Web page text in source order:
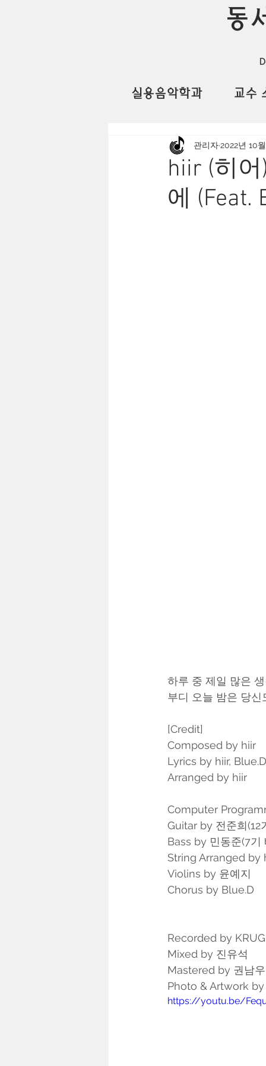
동
실용음악학과 교수
hiir (히
에 (Feat.
관리자2022년 10
하루 중 제일 많은
부디 오늘 밤은 당
[Credit]
Composed by hiir
Lyrics by hiir, Blue.D
Arranged by hiir
Computer
Guitar by 전준희(12
Bass by 민동준(7기
String Arranged by
Violins by 윤예지
Chorus by Blue.D
Recorded by
Mixed by 진유석
Mastered by 권남
Photo & Artwork by
https://youtu.be/